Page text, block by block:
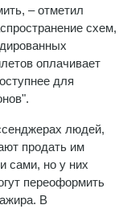
– отметил
схем,
оплачивает
для
людей,
продать им
сами, но у них
переоформить
В